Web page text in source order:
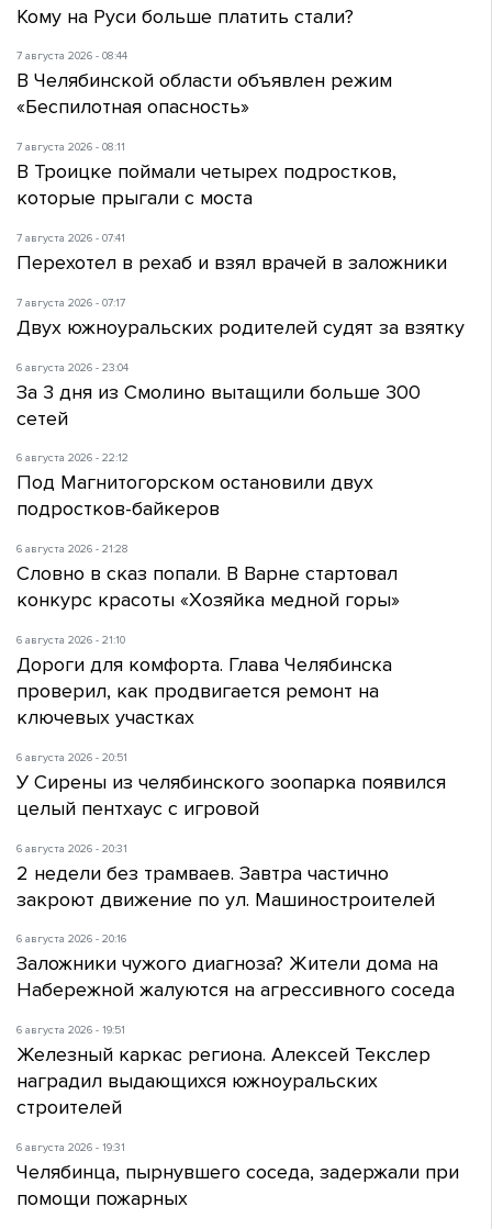
Кому на Руси больше платить стали?
7 августа 2026 - 08:44
В Челябинской области объявлен режим
«Беспилотная опасность»
7 августа 2026 - 08:11
В Троицке поймали четырех подростков,
которые прыгали с моста
7 августа 2026 - 07:41
Перехотел в рехаб и взял врачей в заложники
7 августа 2026 - 07:17
Двух южноуральских родителей судят за взятку
6 августа 2026 - 23:04
За 3 дня из Смолино вытащили больше 300
сетей
6 августа 2026 - 22:12
Под Магнитогорском остановили двух
подростков-байкеров
6 августа 2026 - 21:28
Словно в сказ попали. В Варне стартовал
конкурс красоты «Хозяйка медной горы»
6 августа 2026 - 21:10
Дороги для комфорта. Глава Челябинска
проверил, как продвигается ремонт на
ключевых участках
6 августа 2026 - 20:51
У Сирены из челябинского зоопарка появился
целый пентхаус с игровой
6 августа 2026 - 20:31
2 недели без трамваев. Завтра частично
закроют движение по ул. Машиностроителей
6 августа 2026 - 20:16
Заложники чужого диагноза? Жители дома на
Набережной жалуются на агрессивного соседа
6 августа 2026 - 19:51
Железный каркас региона. Алексей Текслер
наградил выдающихся южноуральских
строителей
6 августа 2026 - 19:31
Челябинца, пырнувшего соседа, задержали при
помощи пожарных